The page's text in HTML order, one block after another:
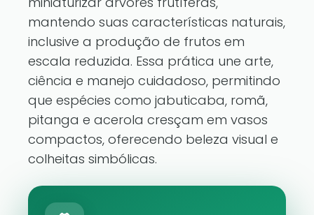
mantendo suas características naturais,
inclusive a produção de frutos em
escala reduzida. Essa prática une arte,
ciência e manejo cuidadoso, permitindo
que espécies como jabuticaba, romã,
pitanga e acerola cresçam em vasos
compactos, oferecendo beleza visual e
colheitas simbólicas.